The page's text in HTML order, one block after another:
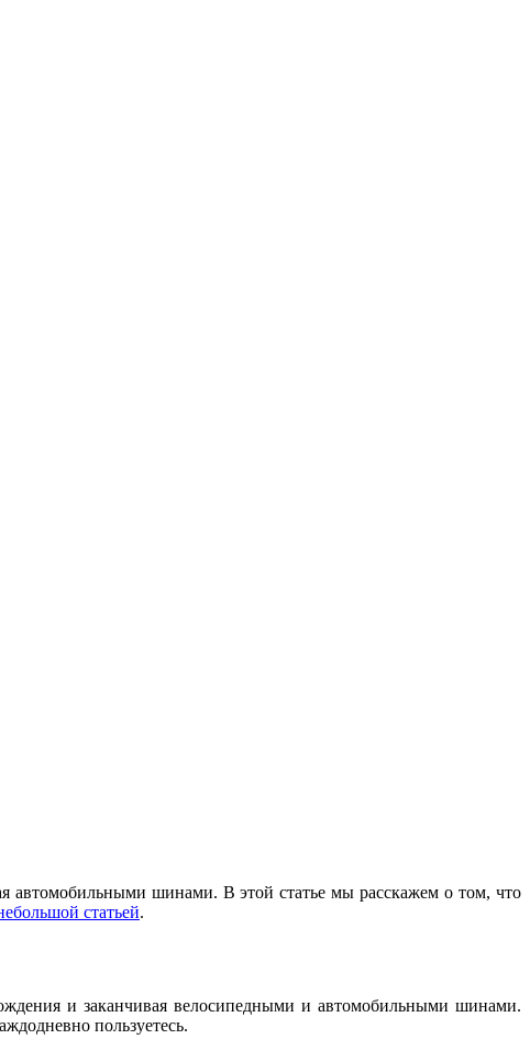
автомобильными шинами. В этой статье мы расскажем о том, что
статьей.
и заканчивая велосипедными и автомобильными шинами.
пользуетесь.